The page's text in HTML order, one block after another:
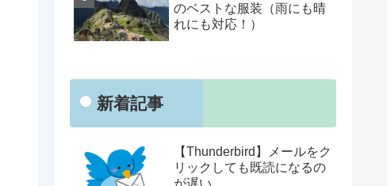
のベストな服装（雨にも晴
れにも対応！）
新着記事
【Thunderbird】メールをク
リックしても既読になるの
が遅い